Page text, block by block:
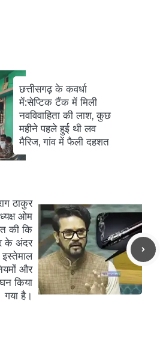
छत्तीसगढ़ के कवर्धा
में:सेप्टिक टैंक में मिली
नवविवाहिता की लाश, कुछ
महीने पहले हुई थी लव
मैरिज, गांव में फैली दहशत
ठाकुर
ओम
की कि
के अंदर
और
किया
गया है।